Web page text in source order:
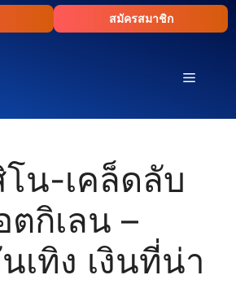
สมัครสมาชิก
Menu
น-เคล็ดลับ
ตกิเลน –
เทิง เงินที่น่า